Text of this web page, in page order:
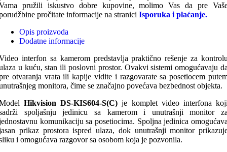
pružili iskustvo dobre kupovine, molimo Vas da pre
pročitate informacije na stranici Isporuka i plaćanje.
Opis proizvoda
Dodatne informacije
interfon sa kamerom predstavlja praktično rešenje za
u kuću, stan ili poslovni prostor. Ovakvi sistemi omogućavaju
otvaranja vrata ili kapije vidite i razgovarate sa posetiocem
monitora, čime se značajno povećava bezbednost objekta.
Hikvision DS-KIS604-S(C) je komplet video interfona
spoljašnju jedinicu sa kamerom i unutrašnji monitor
komunikaciju sa posetiocima. Spoljna jedinica
prikaz prostora ispred ulaza, dok unutrašnji monitor
i omogućava razgovor sa osobom koja je pozvonila.